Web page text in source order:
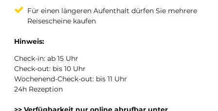
Für einen längeren Aufenthalt dürfen Sie mehrere
Reisescheine kaufen
Hinweis:
Check-in: ab 15 Uhr
Check-out: bis 10 Uhr
Wochenend-Check-out: bis 11 Uhr
24h Rezeption